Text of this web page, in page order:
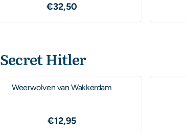
Prijs: 32,50
€32,50
Secret Hitler
Weerwolven van Wakkerdam
Prijs: 12,95
€12,95